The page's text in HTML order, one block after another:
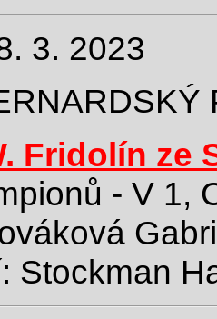
3. 2023
Fridolín ze
- V 1,
Stockman